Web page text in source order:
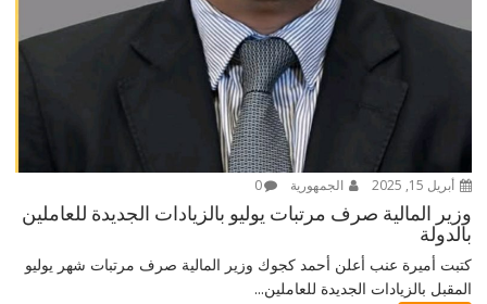
أبريل 15, 2025 الجمهورية 0
وزير المالية صرف مرتبات يوليو بالزيادات الجديدة للعاملين
بالدولة
كتبت أميرة عنب أعلن أحمد كجوك وزير المالية صرف مرتبات شهر يوليو
المقبل بالزيادات الجديدة للعاملين...